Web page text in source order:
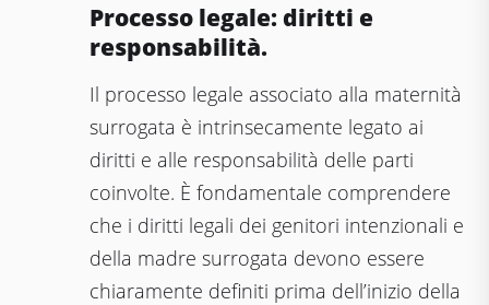
Processo legale: diritti e
responsabilità.
Il processo legale associato alla maternità
surrogata è intrinsecamente legato ai
diritti e alle responsabilità delle parti
coinvolte. È fondamentale comprendere
che i diritti legali dei genitori intenzionali e
della madre surrogata devono essere
chiaramente definiti prima dell’inizio della